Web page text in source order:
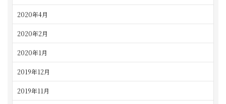
2020年4月
2020年2月
2020年1月
2019年12月
2019年11月